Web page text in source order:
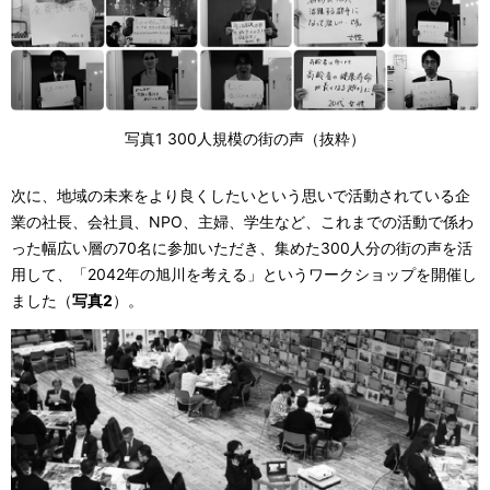
写真1 300人規模の街の声（抜粋）
次に、地域の未来をより良くしたいという思いで活動されている企
業の社長、会社員、NPO、主婦、学生など、これまでの活動で係わ
った幅広い層の70名に参加いただき、集めた300人分の街の声を活
用して、「2042年の旭川を考える」というワークショップを開催し
ました（写真2）。